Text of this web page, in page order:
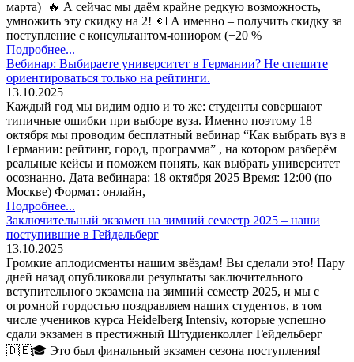
марта) 🔥 А сейчас мы даём крайне редкую возможность,
умножить эту скидку на 2! 💶 А именно – получить скидку за
поступление с консультантом-юниором (+20 %
Подробнее...
Вебинар: Выбираете университет в Германии? Не спешите
ориентироваться только на рейтинги.
13.10.2025
Каждый год мы видим одно и то же: студенты совершают
типичные ошибки при выборе вуза. Именно поэтому 18
октября мы проводим бесплатный вебинар “Как выбрать вуз в
Германии: рейтинг, город, программа” , на котором разберём
реальные кейсы и поможем понять, как выбрать университет
осознанно. Дата вебинара: 18 октября 2025 Время: 12:00 (по
Москве) Формат: онлайн,
Подробнее...
Заключительный экзамен на зимний семестр 2025 – наши
поступившие в Гейдельберг
13.10.2025
Громкие аплодисменты нашим звёздам! Вы сделали это! Пару
дней назад опубликовали результаты заключительного
вступительного экзамена на зимний семестр 2025, и мы с
огромной гордостью поздравляем наших студентов, в том
числе учеников курса Heidelberg Intensiv, которые успешно
сдали экзамен в престижный Штудиенколлег Гейдельберг
🇩🇪🎓 Это был финальный экзамен сезона поступления!